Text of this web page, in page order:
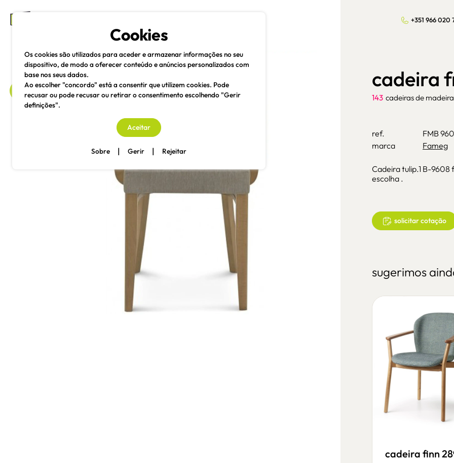
+351 966 020
cadeira
143 cadeiras de madeira
ref.
FMB
marca
Fameg
Cadeira tulip.1 B-
escolha .
solicitar cotação
sugerimos
cadeira finn
Cookies
Os cookies são utilizados para aceder e armazenar informações no seu
dispositivo, de modo a oferecer conteúdo e anúncios personalizados com
base nos seus dados.
Ao escolher "concordo" está a consentir que utilizem cookies. Pode
recusar ou pode recusar ou retirar o consentimento escolhendo "Gerir
definições".
Aceitar
Sobre | Gerir | Rejeitar